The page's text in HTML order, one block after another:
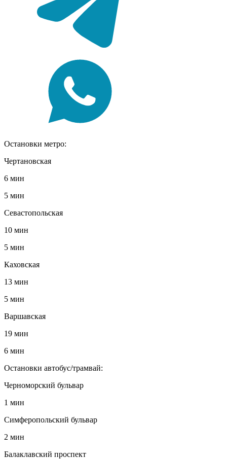
Остановки метро:
Чертановская
6 мин
5 мин
Севастопольская
10 мин
5 мин
Каховская
13 мин
5 мин
Варшавская
19 мин
6 мин
Остановки автобус/трамвай:
Черноморский бульвар
1 мин
Симферопольский бульвар
2 мин
Балаклавский проспект